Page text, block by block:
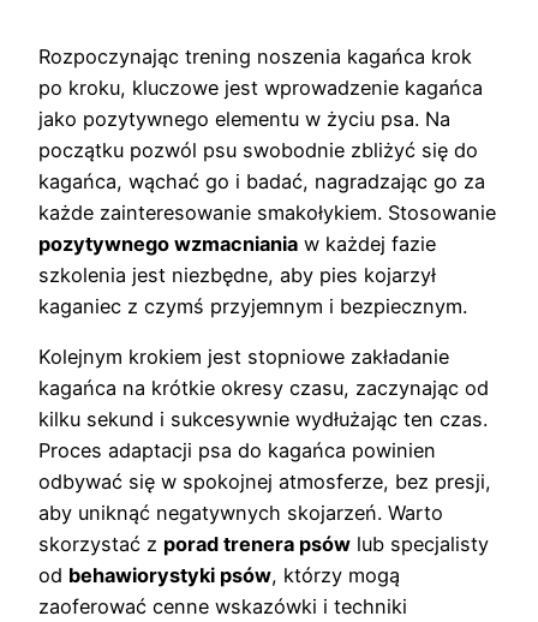
Rozpoczynając trening noszenia kagańca krok
po kroku, kluczowe jest wprowadzenie kagańca
jako pozytywnego elementu w życiu psa. Na
początku pozwól psu swobodnie zbliżyć się do
kagańca, wąchać go i badać, nagradzając go za
każde zainteresowanie smakołykiem. Stosowanie
pozytywnego wzmacniania w każdej fazie
szkolenia jest niezbędne, aby pies kojarzył
kaganiec z czymś przyjemnym i bezpiecznym.
Kolejnym krokiem jest stopniowe zakładanie
kagańca na krótkie okresy czasu, zaczynając od
kilku sekund i sukcesywnie wydłużając ten czas.
Proces adaptacji psa do kagańca powinien
odbywać się w spokojnej atmosferze, bez presji,
aby uniknąć negatywnych skojarzeń. Warto
skorzystać z porad trenera psów lub specjalisty
od behawiorystyki psów, którzy mogą
zaoferować cenne wskazówki i techniki